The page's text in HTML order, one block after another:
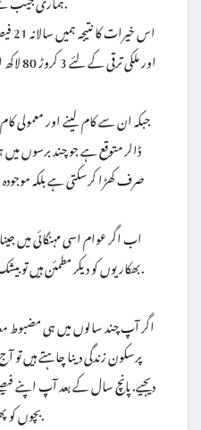
اس
اور
ڈالر متوقع ہے جو چند برسوں
صرف کھڑا کرسکتی ہے بلکہ
اب اگر عوام اسی مہنگائی میں
بھکاریوں کو دیکر مطمئن ہیں تو بیشک اگلے سو سال اور ذلت میں گزارئیے.
اگر آپ چند سالوں میں ہی مضبوط
پرسکون زندگی دینا چاہتے ہیں
دیجیے. پانچ سال کے بعد آپ اپنے
بچوں کو پھلتا پھولتا دیکھ کر خوشی محسوس کرینگے.